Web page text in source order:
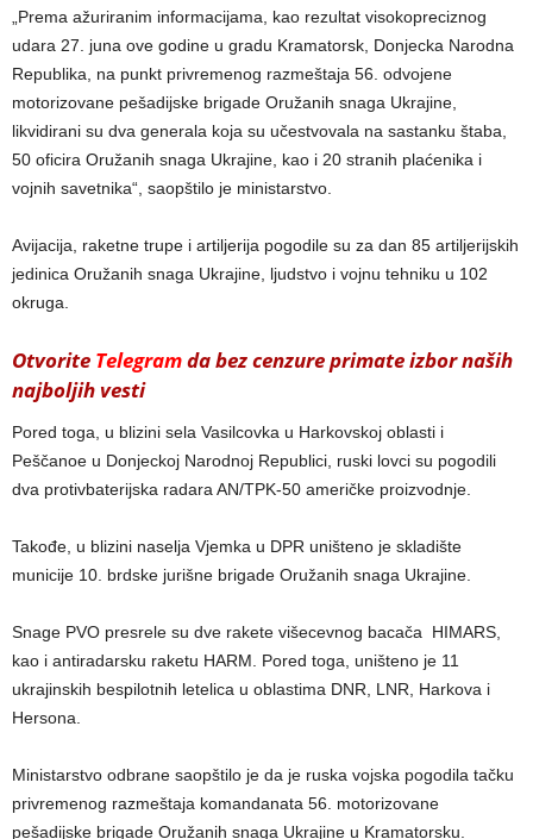
„Prema ažuriranim informacijama, kao rezultat visokopreciznog
udara 27. juna ove godine u gradu Kramatorsk, Donjecka Narodna
Republika, na punkt privremenog razmeštaja 56. odvojene
motorizovane pešadijske brigade Oružanih snaga Ukrajine,
likvidirani su dva generala koja su učestvovala na sastanku štaba,
50 oficira Oružanih snaga Ukrajine, kao i 20 stranih plaćenika i
vojnih savetnika“, saopštilo je ministarstvo.
Avijacija, raketne trupe i artiljerija pogodile su za dan 85 artiljerijskih
jedinica Oružanih snaga Ukrajine, ljudstvo i vojnu tehniku u 102
okruga.
Otvorite Telegramda bez cenzure primate izbor naših
najboljih vesti
Pored toga, u blizini sela Vasilcovka u Harkovskoj oblasti i
Peščanoe u Donjeckoj Narodnoj Republici, ruski lovci su pogodili
dva protivbaterijska radara AN/TPK-50 američke proizvodnje.
Takođe, u blizini naselja Vjemka u DPR uništeno je skladište
municije 10. brdske jurišne brigade Oružanih snaga Ukrajine.
Snage PVO presrele su dve rakete višecevnog bacača HIMARS,
kao i antiradarsku raketu HARM. Pored toga, uništeno je 11
ukrajinskih bespilotnih letelica u oblastima DNR, LNR, Harkova i
Hersona.
Ministarstvo odbrane saopštilo je da je ruska vojska pogodila tačku
privremenog razmeštaja komandanata 56. motorizovane
pešadijske brigade Oružanih snaga Ukrajine u Kramatorsku.